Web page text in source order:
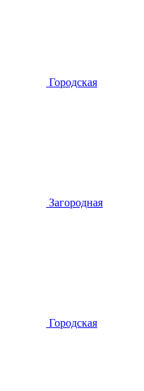
Городская
Загородная
Городская